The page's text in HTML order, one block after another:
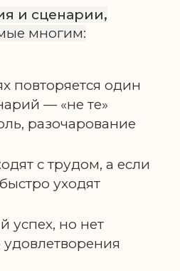
и сценарии,
многим:
повторяется один
— «не те»
разочарование
с трудом, а если
уходят
успех, но нет
удовлетворения